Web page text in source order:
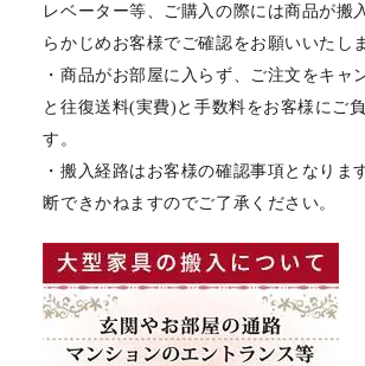
レベーター等、ご購入の際には商品が搬
らかじめお客様でご確認をお願いいたし
・商品がお部屋に入らず、ご注文をキャ
と往復送料(実費)と手数料をお客様にご
す。
・搬入経路はお客様の確認事項となりま
断できかねますのでご了承ください。